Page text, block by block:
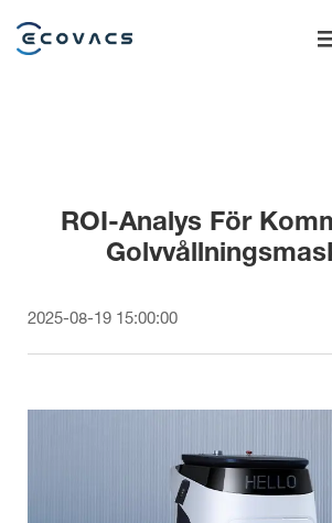
ROI-Analys För
2025-08-19 15:00:00